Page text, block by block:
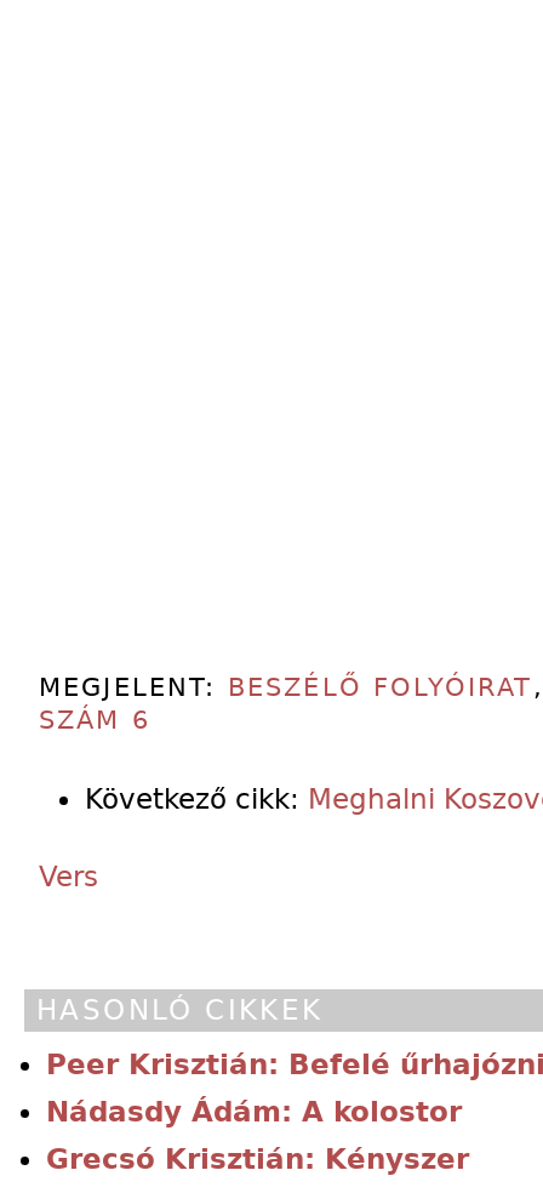
MEGJELENT: BESZÉLŐ FOLYÓIRAT
SZÁM 6
Következő cikk: Meghalni
Vers
HASONLÓ CIKKEK
Peer Krisztián: Befelé
Nádasdy Ádám: A kolostor
Grecsó Krisztián: Kényszer